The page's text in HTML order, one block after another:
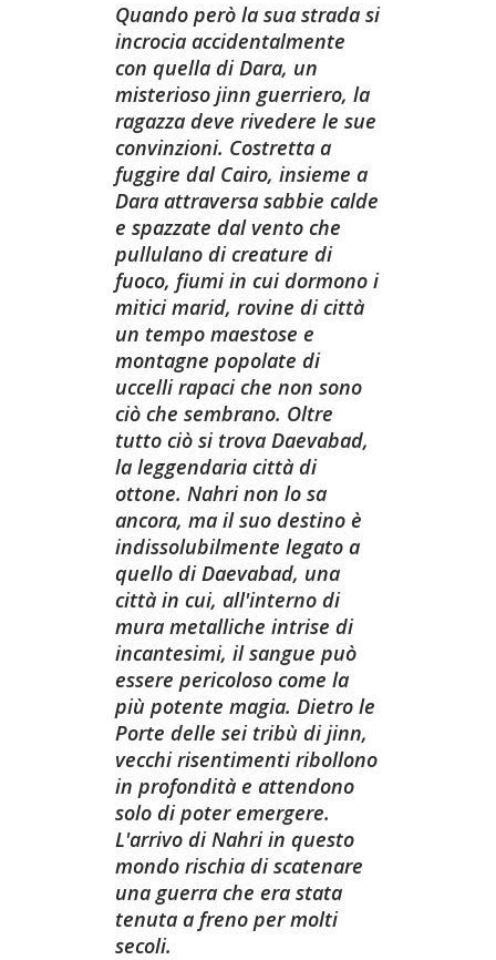
Quando però la sua strada si
incrocia accidentalmente
con quella di Dara, un
misterioso jinn guerriero, la
ragazza deve rivedere le sue
convinzioni. Costretta a
fuggire dal Cairo, insieme a
Dara attraversa sabbie calde
e spazzate dal vento che
pullulano di creature di
fuoco, fiumi in cui dormono i
mitici marid, rovine di città
un tempo maestose e
montagne popolate di
uccelli rapaci che non sono
ciò che sembrano. Oltre
tutto ciò si trova Daevabad,
la leggendaria città di
ottone. Nahri non lo sa
ancora, ma il suo destino è
indissolubilmente legato a
quello di Daevabad, una
città in cui, all'interno di
mura metalliche intrise di
incantesimi, il sangue può
essere pericoloso come la
più potente magia. Dietro le
Porte delle sei tribù di jinn,
vecchi risentimenti ribollono
in profondità e attendono
solo di poter emergere.
L'arrivo di Nahri in questo
mondo rischia di scatenare
una guerra che era stata
tenuta a freno per molti
secoli.